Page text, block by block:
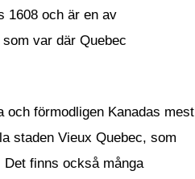
1608 och är en av
var där Quebec
och förmodligen Kanadas mest
staden Vieux Quebec, som
finns också många